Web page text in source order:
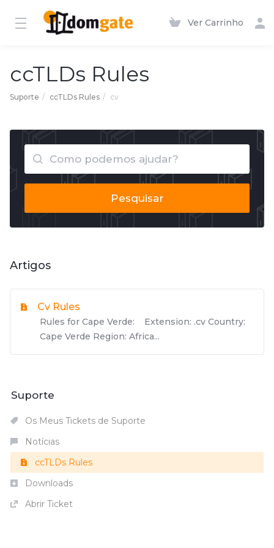
Ver Carrinho
ccTLDs Rules
Suporte ccTLDs Rules cv
Pesquisar
Artigos
Cv Rules
Rules for Cape Verde: Extension: .cv Country:
Cape Verde Region: Africa...
Suporte
Os Meus Tickets de Suporte
Notícias
ccTLDs Rules
Downloads
Abrir Ticket